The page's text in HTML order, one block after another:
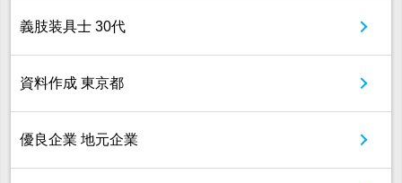
義肢装具士 30代
資料作成 東京都
優良企業 地元企業